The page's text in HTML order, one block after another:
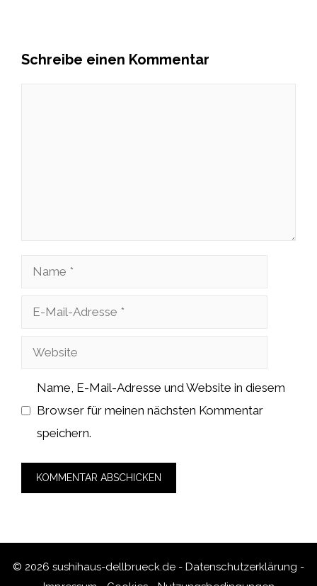
Schreibe einen Kommentar
Name
Adresse
Website
Name, E-Mail-Adresse und Website in diesem
Browser für meinen nächsten Kommentar
speichern.
© 2026 sushihaus-dellbrueck.de - Datenschutzerklärung -